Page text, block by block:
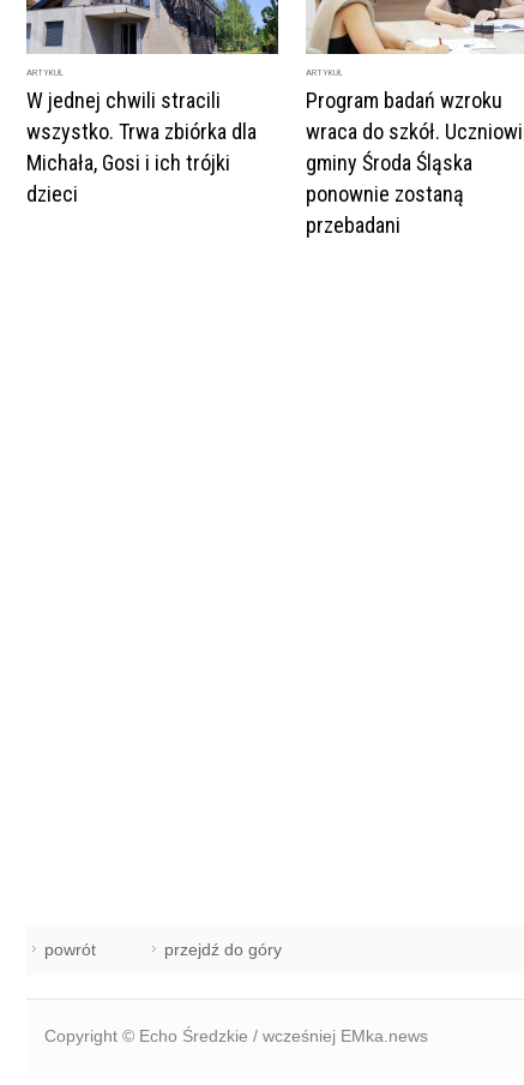
ARTYKUŁ
W jednej chwili stracili
wszystko. Trwa zbiórka dla
Michała, Gosi i ich trójki
dzieci
ARTYKUŁ
Program badań wzroku
wraca do szkół.
gminy Środa Śląska
ponownie zostaną
przebadani
powrót przejdź do góry
Copyright © Echo Średzkie / wcześniej EMka.news